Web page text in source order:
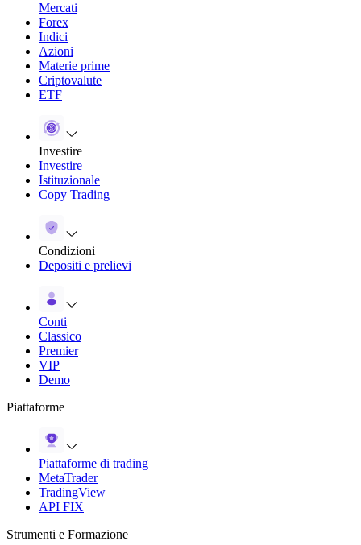
Mercati
Forex
Indici
Azioni
Materie prime
Criptovalute
ETF
Investire
Investire
Istituzionale
Copy Trading
Condizioni
Depositi e prelievi
Conti
Classico
Premier
VIP
Demo
Piattaforme
Piattaforme di trading
MetaTrader
TradingView
API FIX
Strumenti e Formazione